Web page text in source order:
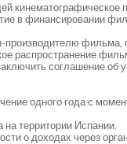
в финансировании
распространение
соглашение об
одного года с
территории Испании.
о доходах через